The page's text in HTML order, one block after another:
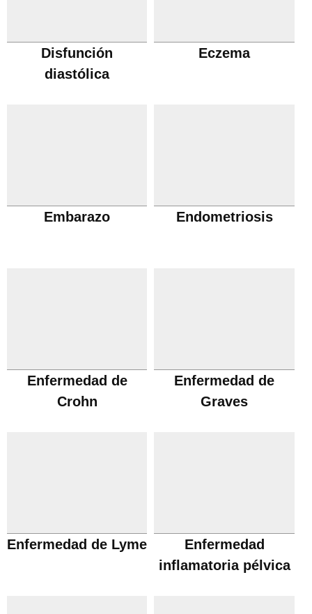
Disfunción
diastólica
Eczema
Embarazo Endometriosis
Enfermedad de
Crohn
Enfermedad de
Graves
Enfermedad de Lyme
Enfermedad
inflamatoria pélvica